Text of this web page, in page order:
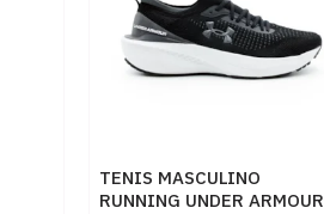
TENIS MASCULINO
RUNNING UNDER ARMOUR